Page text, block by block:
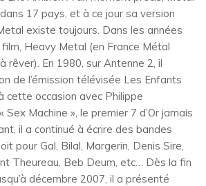
17 pays, et à ce jour sa version
existe toujours. Dans les années
Heavy Metal (en France Métal
rêver). En 1980, sur Antenne 2, il
de l’émission télévisée Les Enfants
cette occasion avec Philippe
Machine », le premier 7 d’Or jamais
il a continué à écrire des bandes
pour Gal, Bilal, Margerin, Denis Sire,
Theureau, Beb Deum, etc… Dès la fin
décembre 2007, il a présenté